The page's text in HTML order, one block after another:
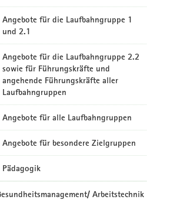
Angebote für die Laufbahngruppe 1
und 2.1
Angebote für die Laufbahngruppe 2.2
sowie für Führungskräfte und
angehende Führungskräfte aller
Laufbahngruppen
Angebote für alle Laufbahngruppen
Angebote für besondere Zielgruppen
Pädagogik
Arbeitstechnik